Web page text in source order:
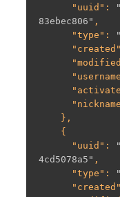
      "
uuid ":
83ebec806" ,
      "
type ":
      "
created
      "
modified
      "
username
      "
      "
nickname
      "
uuid ":
4cd5078a5" ,
      "
type ":
      "
created